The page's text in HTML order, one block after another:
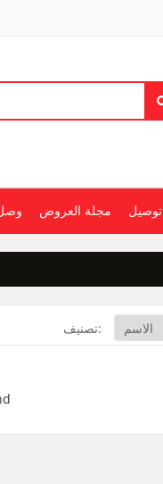
مجلة العروض توصيل
تصنيف: